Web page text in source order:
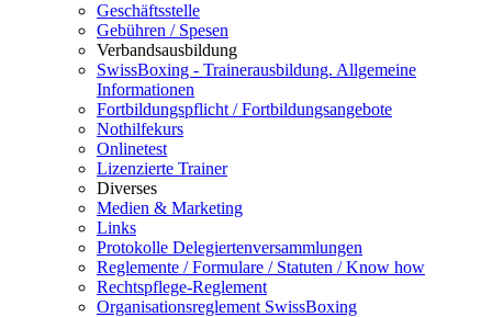
Geschäftsstelle
Gebühren / Spesen
Verbandsausbildung
SwissBoxing - Trainerausbildung. Allgemeine
Informationen
Fortbildungspflicht / Fortbildungsangebote
Nothilfekurs
Onlinetest
Lizenzierte Trainer
Diverses
Medien & Marketing
Links
Protokolle Delegiertenversammlungen
Reglemente / Formulare / Statuten / Know how
Rechtspflege-Reglement
Organisationsreglement SwissBoxing